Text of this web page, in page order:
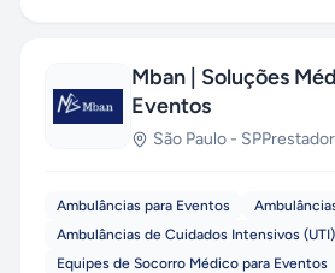
Mban | Soluções
Eventos
São Paulo - SP
Ambulâncias para Eventos
Ambulâncias de Cuidados Intensivos (UTI)
Equipes de Socorro Médico para Eventos